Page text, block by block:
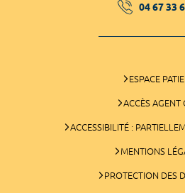
04 67 33
ESPACE
ACCÈS AGENT
ACCESSIBILITÉ :
MENTIONS
PROTECTION DES